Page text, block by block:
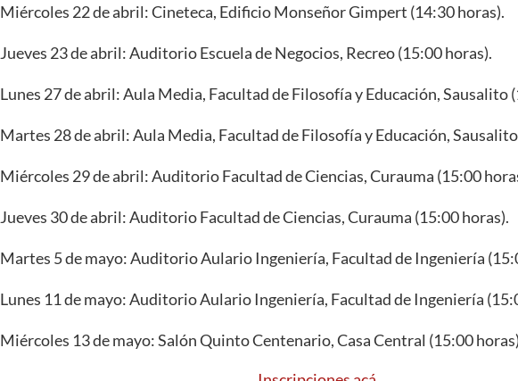
Miércoles 22 de abril: Cineteca, Edificio Monseñor Gimpert (14:30 horas).
Jueves 23 de abril: Auditorio Escuela de Negocios, Recreo (15:00 horas).
Lunes 27 de abril: Aula Media, Facultad de Filosofía y Educación, Sausalito
Martes 28 de abril: Aula Media, Facultad de Filosofía y Educación,
Miércoles 29 de abril: Auditorio Facultad de Ciencias, Curauma (15:00
Jueves 30 de abril: Auditorio Facultad de Ciencias, Curauma (15:00 horas).
Martes 5 de mayo: Auditorio Aulario Ingeniería, Facultad de Ingeniería
Lunes 11 de mayo: Auditorio Aulario Ingeniería, Facultad de Ingeniería
Miércoles 13 de mayo: Salón Quinto Centenario, Casa Central (15:00